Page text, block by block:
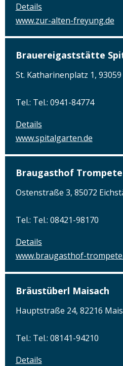
Details
www.zur-alten-freyung.de
Brauereigaststätte
St. Katharinenplatz 1,
Tel.: Tel.: 0941-84774
Details
www.spitalgarten.de
Braugasthof Trompete
Ostenstraße 3, 85072
Tel.: Tel.: 08421-98170
Details
www.braugasthof-
Bräustüberl Maisach
Hauptstraße 24, 82216
Tel.: Tel.: 08141-94210
Details